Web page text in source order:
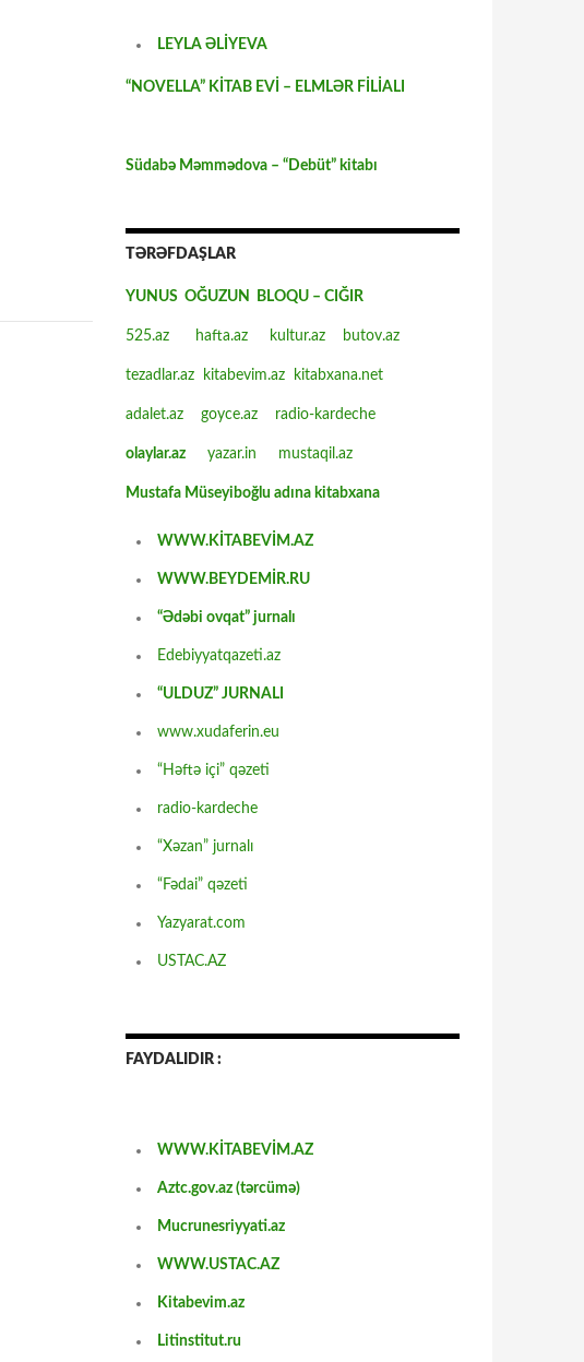
LEYLA ƏLİYEVA
“NOVELLA” KİTAB EVİ – ELMLƏR FİLİALI
Südabə Məmmədova – “Debüt” kitabı
TƏRƏFDAŞLAR
YUNUS OĞUZUN BLOQU – CIĞIR
525.az hafta.az kultur.az butov.az
tezadlar.az kitabevim.az kitabxana.net
adalet.az goyce.az radio-kardeche
olaylar.az yazar.in mustaqil.az
Mustafa Müseyiboğlu adına kitabxana
WWW.KİTABEVİM.AZ
WWW.BEYDEMİR.RU
“Ədəbi ovqat” jurnalı
Edebiyyatqazeti.az
“ULDUZ” JURNALI
www.xudaferin.eu
“Həftə içi” qəzeti
radio-kardeche
“Xəzan” jurnalı
“Fədai” qəzeti
Yazyarat.com
USTAC.AZ
FAYDALIDIR :
WWW.KİTABEVİM.AZ
Aztc.gov.az (tərcümə)
Mucrunesriyyati.az
WWW.USTAC.AZ
Kitabevim.az
Litinstitut.ru